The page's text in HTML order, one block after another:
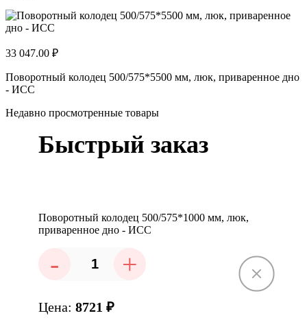
33 047.00 ₽
Поворотный колодец 500/575*5500 мм, люк, приваренное дно
- ИСС
Недавно просмотренные товары
Быстрый заказ
Поворотный колодец 500/575*1000 мм, люк,
приваренное дно - ИСС
- +
Цена: 8721 ₽